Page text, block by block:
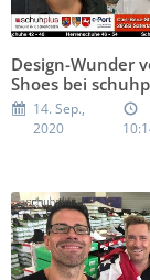
Design-Wunder
Shoes bei
14. Sep.,
2020